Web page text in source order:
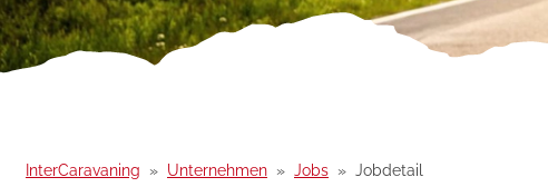
InterCaravaning Unternehmen Jobs Jobdetail